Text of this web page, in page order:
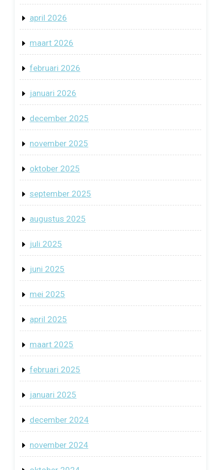
april 2026
maart 2026
februari 2026
januari 2026
december 2025
november 2025
oktober 2025
september 2025
augustus 2025
juli 2025
juni 2025
mei 2025
april 2025
maart 2025
februari 2025
januari 2025
december 2024
november 2024